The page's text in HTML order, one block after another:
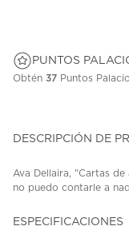
PUNTOS
Obtén 37 Puntos
DESCRIPCIÓN DE
Ava Dellaira, "Cartas
no puedo contarle a
ESPECIFICACIONES